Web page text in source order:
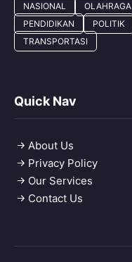
NASIONAL
OLAHRAGA
PENDIDIKAN
POLITIK
TRANSPORTASI
Quick Nav
About Us
Privacy Policy
Our Services
Contact Us